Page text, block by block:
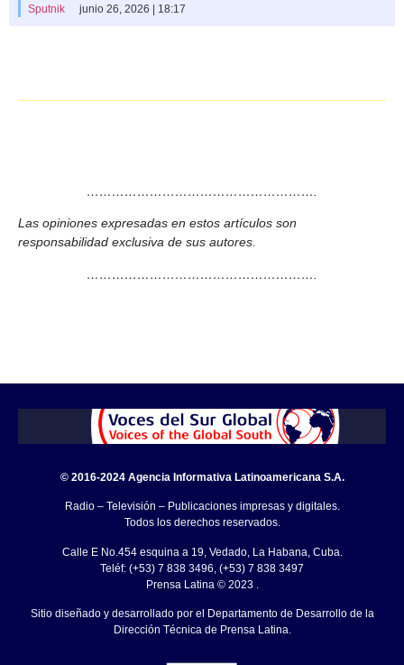
Sputnik junio 26, 2026 | 18:17
……………………………………………….
Las opiniones expresadas en estos artículos son
responsabilidad exclusiva de sus autores.
……………………………………………….
© 2016-2024 Agencia Informativa Latinoamericana S.A.
Radio – Televisión – Publicaciones impresas y digitales.
Todos los derechos reservados.
Calle E No.454 esquina a 19, Vedado, La Habana, Cuba.
Teléf: (+53) 7 838 3496, (+53) 7 838 3497
Prensa Latina © 2023 .
Sitio diseñado y desarrollado por el Departamento de Desarrollo de la
Dirección Técnica de Prensa Latina.